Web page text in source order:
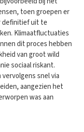
toen groepen er
definitief uit te
Klimaatfluctuaties
dit proces hebben
van groot wild
sociaal riskant.
snel via
aangezien het
was aan